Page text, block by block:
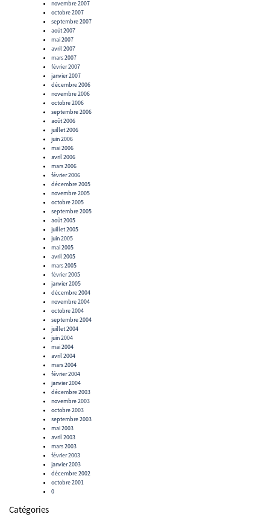
novembre 2007
octobre 2007
septembre 2007
août 2007
mai 2007
avril 2007
mars 2007
février 2007
janvier 2007
décembre 2006
novembre 2006
octobre 2006
septembre 2006
août 2006
juillet 2006
juin 2006
mai 2006
avril 2006
mars 2006
février 2006
décembre 2005
novembre 2005
octobre 2005
septembre 2005
août 2005
juillet 2005
juin 2005
mai 2005
avril 2005
mars 2005
février 2005
janvier 2005
décembre 2004
novembre 2004
octobre 2004
septembre 2004
juillet 2004
juin 2004
mai 2004
avril 2004
mars 2004
février 2004
janvier 2004
décembre 2003
novembre 2003
octobre 2003
septembre 2003
mai 2003
avril 2003
mars 2003
février 2003
janvier 2003
décembre 2002
octobre 2001
0
Catégories